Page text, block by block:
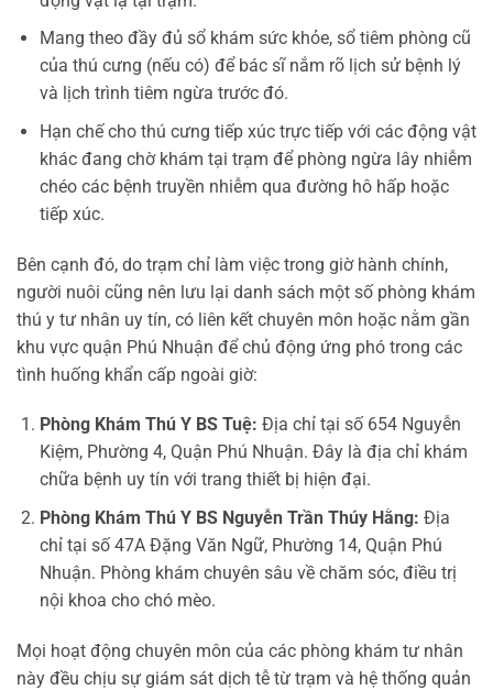
Mang theo đầy đủ sổ khám sức khỏe, sổ tiêm phòng cũ
của thú cưng (nếu có) để bác sĩ nắm rõ lịch sử bệnh lý
và lịch trình tiêm ngừa trước đó.
Hạn chế cho thú cưng tiếp xúc trực tiếp với các động vật
khác đang chờ khám tại trạm để phòng ngừa lây nhiễm
chéo các bệnh truyền nhiễm qua đường hô hấp hoặc
tiếp xúc.
Bên cạnh đó, do trạm chỉ làm việc trong giờ hành chính,
người nuôi cũng nên lưu lại danh sách một số phòng khám
thú y tư nhân uy tín, có liên kết chuyên môn hoặc nằm gần
khu vực quận Phú Nhuận để chủ động ứng phó trong các
tình huống khẩn cấp ngoài giờ:
Phòng Khám Thú Y BS Tuệ: Địa chỉ tại số 654 Nguyễn
Kiệm, Phường 4, Quận Phú Nhuận. Đây là địa chỉ khám
chữa bệnh uy tín với trang thiết bị hiện đại.
Phòng Khám Thú Y BS Nguyễn Trần Thúy Hằng: Địa
chỉ tại số 47A Đặng Văn Ngữ, Phường 14, Quận Phú
Nhuận. Phòng khám chuyên sâu về chăm sóc, điều trị
nội khoa cho chó mèo.
Mọi hoạt động chuyên môn của các phòng khám tư nhân
này đều chịu sự giám sát dịch tễ từ trạm và hệ thống quản